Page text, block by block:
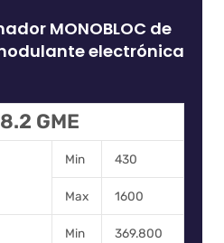
MONOBLOC de
electrónica
GME
Min 430
Max 1600
Min 369.800